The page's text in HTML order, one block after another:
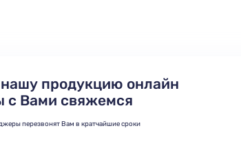
продукцию онлайн
с Вами свяжемся
перезвонят Вам в кратчайшие сроки